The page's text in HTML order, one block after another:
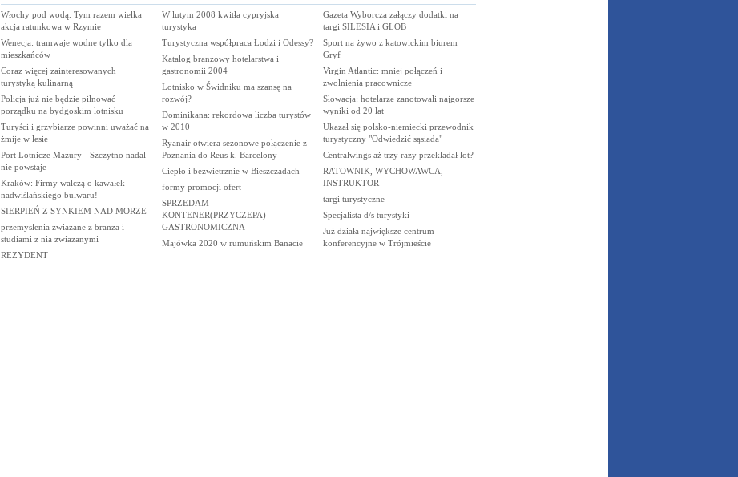
Włochy pod wodą. Tym razem wielka
akcja ratunkowa w Rzymie
Wenecja: tramwaje wodne tylko dla
mieszkańców
Coraz więcej zainteresowanych
turystyką kulinarną
Policja już nie będzie pilnować
porządku na bydgoskim lotnisku
Turyści i grzybiarze powinni uważać na
żmije w lesie
Port Lotnicze Mazury - Szczytno nadal
nie powstaje
Kraków: Firmy walczą o kawałek
nadwiślańskiego bulwaru!
SIERPIEŃ Z SYNKIEM NAD MORZE
przemyslenia zwiazane z branza i
studiami z nia zwiazanymi
REZYDENT
W lutym 2008 kwitła cypryjska
turystyka
Turystyczna współpraca Łodzi i Odessy?
Katalog branżowy hotelarstwa i
gastronomii 2004
Lotnisko w Świdniku ma szansę na
rozwój?
Dominikana: rekordowa liczba turystów
w 2010
Ryanair otwiera sezonowe połączenie z
Poznania do Reus k. Barcelony
Ciepło i bezwietrznie w Bieszczadach
formy promocji ofert
SPRZEDAM
KONTENER(PRZYCZEPA)
GASTRONOMICZNA
Majówka 2020 w rumuńskim Banacie
Gazeta Wyborcza załączy dodatki na
targi SILESIA i GLOB
Sport na żywo z katowickim biurem
Gryf
Virgin Atlantic: mniej połączeń i
zwolnienia pracownicze
Słowacja: hotelarze zanotowali najgorsze
wyniki od 20 lat
Ukazał się polsko-niemiecki przewodnik
turystyczny "Odwiedzić sąsiada"
Centralwings aż trzy razy przekładał lot?
RATOWNIK, WYCHOWAWCA,
INSTRUKTOR
targi turystyczne
Specjalista d/s turystyki
Już działa największe centrum
konferencyjne w Trójmieście